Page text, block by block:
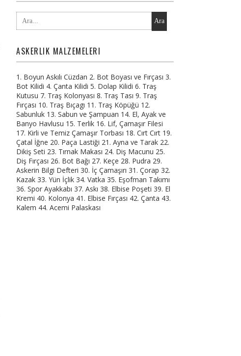
Ara
ASKERLIK MALZEMELERI
1. Boyun Askılı Cüzdan 2. Bot Boyası ve Fırçası 3.
Bot Kilidi 4. Çanta Kilidi 5. Dolap Kilidi 6. Traş
Kutusu 7. Traş Kolonyası 8. Traş Tası 9. Traş
Fırçası 10. Traş Bıçagı 11. Traş Köpüğü 12.
Sabunluk 13. Sabun ve Şampuan 14. El, Ayak ve
Banyo Havlusu 15. Terlik 16. Lif, Çamaşır Filesi
17. Kirli ve Temiz Çamaşır Torbası 18. Cırt Cırt 19.
Çatal İğne 20. Paça Lastiği 21. Ayna ve Tarak 22.
Dikiş Seti 23. Tırnak Makası 24. Diş Macunu 25.
Diş Fırçası 26. Bot Bağı 27. Keçe 28. Pudra 29.
Askerin Bilgi Defteri 30. İç Çamaşırı 31. Çorap 32.
Kazak 33. Yün İçlik 34. Vatka 35. Eşofman Takımı
36. Spor Ayakkabı 37. Askı 38. Elbise Poşeti 39. El
Kremi 40. Kolonya 41. Elbise Fırçası 42. Çanta 43.
Kalem 44. Acemi Palaskası